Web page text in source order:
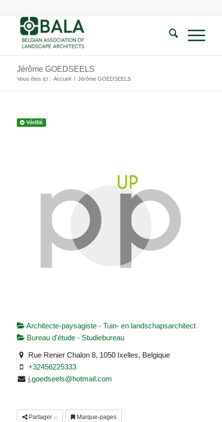
Jérôme GOEDSEELS
Vous êtes ici : Accueil / Jérôme GOEDSEELS
Vérifié
Architecte-paysagiste - Tuin- en landschapsarchitect
Bureau d'étude - Studiebureau
Rue Renier Chalon 8, 1050 Ixelles, Belgique
+32456225333
j.goedseels@hotmail.com
Partager Marque-pages